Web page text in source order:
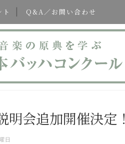
Q&A／お問い合わせ
明会追加開催決定！
日